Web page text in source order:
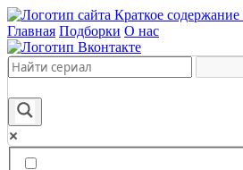
Краткое содержание
Главная Подборки О нас